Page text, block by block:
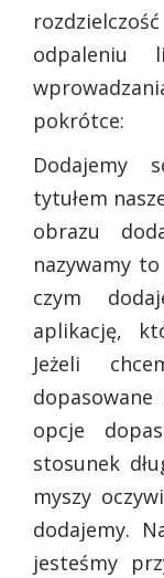
odpaleniu
pokrótce:
Dodajemy
tytułem
obrazu
nazywamy
czym
aplikację,
Jeżeli
opcje
stosunek
myszy
dodajemy.
jesteśmy